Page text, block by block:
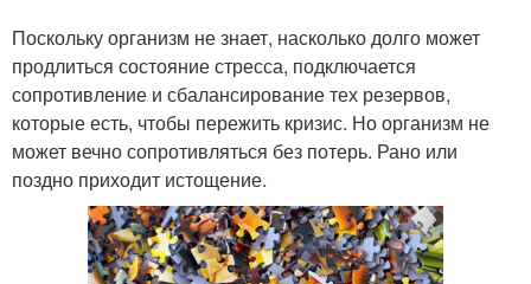
Поскольку организм не знает, насколько долго может
продлиться состояние стресса, подключается
сопротивление и сбалансирование тех резервов,
которые есть, чтобы пережить кризис. Но организм не
может вечно сопротивляться без потерь. Рано или
поздно приходит истощение.